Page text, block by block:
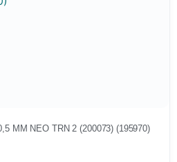
MM NEO TRN 2 (200073) (195970)